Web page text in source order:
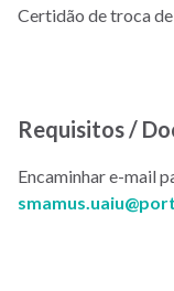
Certidão de troca
Requisitos /
Encaminhar e-mail